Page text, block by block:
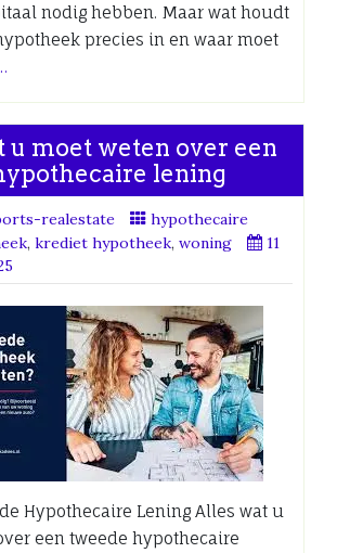
nodig hebben. Maar wat houdt
precies in en waar moet
u moet weten over een
lening
realestate
hypothecaire
, krediet hypotheek, woning
11
Hypothecaire Lening Alles wat u
een tweede hypothecaire